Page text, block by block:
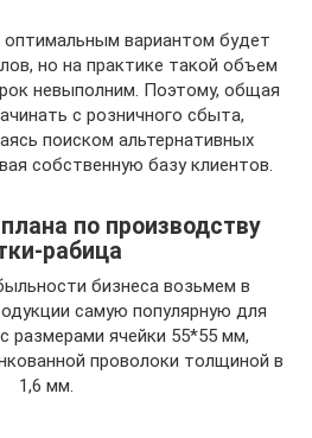
оптимальным вариантом будет
но на практике такой объем
невыполним. Поэтому, общая
с розничного сбыта,
поиском альтернативных
собственную базу клиентов.
по производству
рабица
бизнеса возьмем в
самую популярную для
размерами ячейки 55*55 мм,
проволоки толщиной в
1,6 мм.